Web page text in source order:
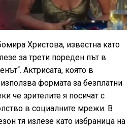
Христова, известна като
за трети пореден път в
Актрисата, която в
формата за безплатни
че зрителите я посичат с
в социалните мрежи. В
тя излезе като избраница на